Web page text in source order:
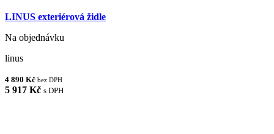
LINUS exteriérová židle
Na objednávku
linus
4 890 Kč bez DPH
5 917 Kč s DPH